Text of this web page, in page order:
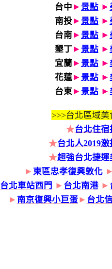
台中 ► 景點 ►
南投► 景點 ►
台南► 景點 ►
墾丁► 景點 ►
宜蘭 ► 景點 ►
花蓮► 景點 ►
台東► 景點 ►
>>>台北區域
★台北住
★台北人2019
★超強台北捷
► 東區忠孝復興敦化 ►
台北車站西門 ► 台北南港 ►
► 南京復興小巨蛋► 台北